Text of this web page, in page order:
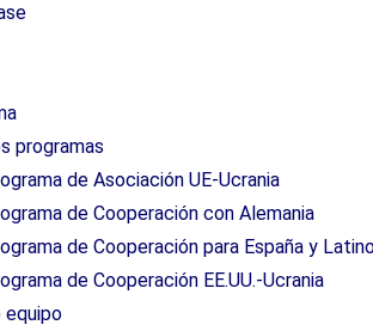
programas
de Asociación UE-Ucrania
de Cooperación con Alemania
de Cooperación para España y
de Cooperación EE.UU.-Ucrania
equipo